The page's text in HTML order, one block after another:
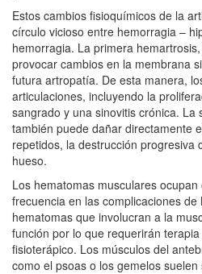
Estos cambios fisioquímicos de la
círculo vicioso entre hemorragia –
hemorragia. La primera
provocar cambios en la membrana
futura artropatía. De esta manera,
articulaciones, incluyendo la
sangrado y una sinovitis crónica. La
también puede dañar directamente
repetidos, la destrucción progresiva
hueso.
Los hematomas musculares
frecuencia en las complicaciones
hematomas que involucran a la
función por lo que requerirán
fisioterápico. Los músculos del
como el psoas o los gemelos